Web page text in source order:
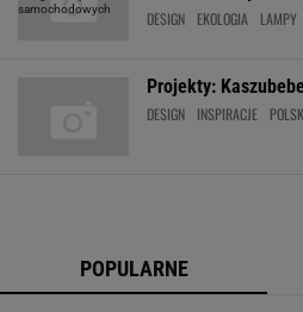
DESIGN EKOLOGIA LAMPY
Projekty:
DESIGN INSPIRACJE
POPULARNE